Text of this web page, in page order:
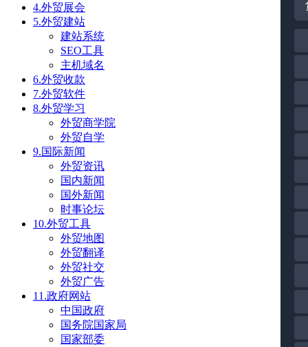
4.外贸展会
5.外贸建站
建站系统
SEO工具
主机域名
6.外贸收款
7.外贸软件
8.外贸学习
外贸商学院
外贸自学
9.国际新闻
外贸资讯
国内新闻
国外新闻
时事论坛
10.外贸工具
外贸地图
外贸翻译
外贸社交
外贸广告
11.政府网站
中国政府
国务院国家局
国家部委